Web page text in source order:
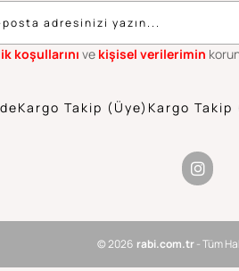
koşullarını ve kişisel verilerimin
Kargo Takip (Üye) Kargo
© 2026 rabi.com.tr- Tüm